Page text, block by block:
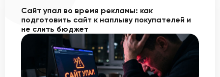
Сайт упал во время рекламы: как
подготовить сайт к наплыву покупателей и
не слить бюджет